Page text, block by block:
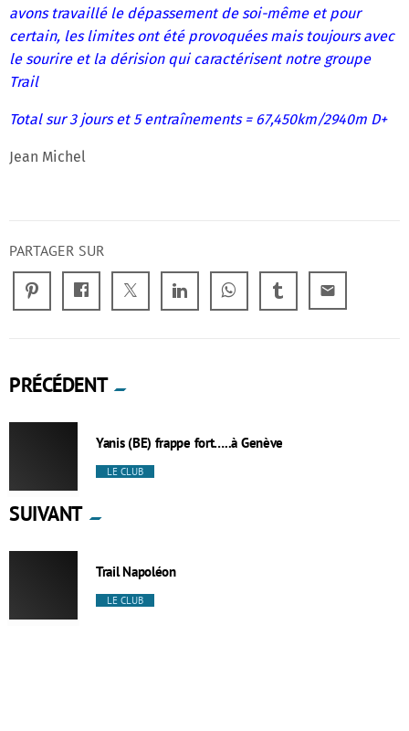
avons travaillé le dépassement de soi-même et pour
certain, les limites ont été provoquées mais toujours avec
le sourire et la dérision qui caractérisent notre groupe
Trail
Total sur 3 jours et 5 entraînements = 67,450km/2940m D+
Jean Michel
PARTAGER SUR
email
PRÉCÉDENT
Yanis (BE) frappe fort…..à Genève
LE CLUB
SUIVANT
Trail Napoléon
LE CLUB